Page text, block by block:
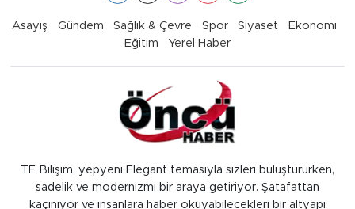
Asayiş Gündem Sağlık & Çevre Spor Siyaset
Ekonomi
Eğitim
Yerel Haber
TE Bilişim, yepyeni Elegant temasıyla sizleri buluştururken,
sadelik ve modernizmi bir araya getiriyor. Şatafattan
kaçınıyor ve insanlara haber okuyabilecekleri bir altyapı